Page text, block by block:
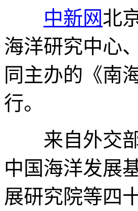
中新网北
海洋研究中心
同主办的《南
行。
来自外交部
中国海洋发展
展研究院等四